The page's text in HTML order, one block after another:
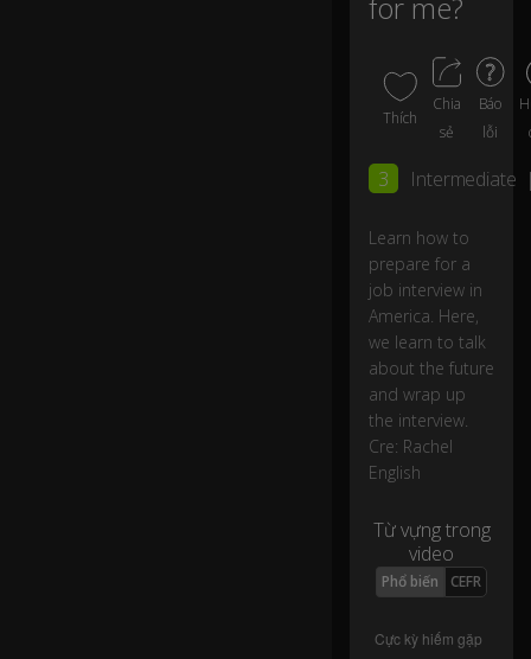
0:02
h
e
a
ny
q
es
o
ns
fo
r
m
e,
0:04
a
b
e
c
o
for me?
Thích
Chia
sẻ
Báo
lỗi
3 Intermediate
Learn how to
prepare for a
job interview in
America. Here,
we learn to talk
about the future
and wrap up
the interview.
Cre: Rachel
English
Từ vựng trong
video
Phổ biến CEFR